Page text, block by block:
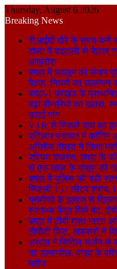
Thursday, August 6 2026
Breaking News
वीआईपी दौरे के समय
टोला में बदहाली से बेहाल
आक्रोश
बगहा में चहलूम को लेकर
बैठक, नियमों का उल्लंघन
बगहा-1 प्रखंड के
बढ़ा बीमारियों का खतरा,
उठाई मांग।
VTR से निकले बाघ का
पतिलार पंचायत में फॉगिंग
अभिषेक मिश्रा ने किया
पश्चिम चंपारण: बगहा के
से एक साल के मासूम की
बगहा में पुलिस की बड़ी
निकली 157 लीटर शराब,
ग्रामीणों के इलाज से
स्वास्थ्य केंद्र मिले बंद,
बगहा में टीबी मुक्त भारत
टीपीटी किट, अफसरों ने
अरवल में सिविल सर्जन से
का हल्लाबोल, बगहा के
मरीज